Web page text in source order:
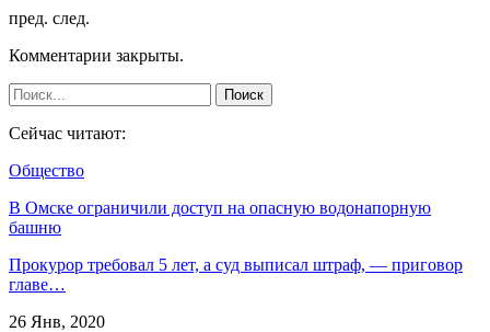
пред. след.
Комментарии закрыты.
Сейчас читают:
Общество
В Омске ограничили доступ на опасную водонапорную
башню
Прокурор требовал 5 лет, а суд выписал штраф, — приговор
главе…
26 Янв, 2020